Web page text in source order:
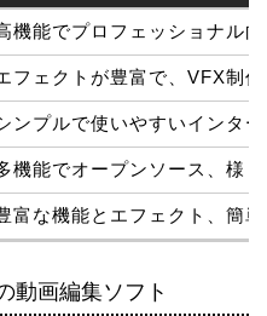
機能でプロフェッショナル
フェクトが豊富で、VFX制
ンプルで使いやすいインタ
機能でオープンソース、様
富な機能とエフェクト、簡
動画編集ソフト